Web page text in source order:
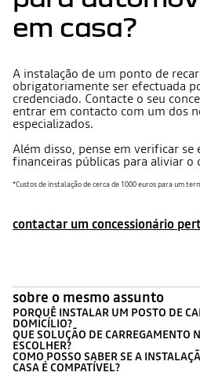
em casa?
A instalação de um ponto de
obrigatoriamente ser efectuada
credenciado. Contacte o seu
entrar em contacto com um dos
especializados.
Além disso, pense em verificar se
financeiras públicas para aliviar o
*Custos de instalação de cerca de 1000 euros para um
contactar um concessionário
sobre o mesmo assunto
PORQUÊ INSTALAR UM POSTO DE
DOMICÍLIO?
QUE SOLUÇÃO DE CARREGAMENTO
ESCOLHER?
COMO POSSO SABER SE A
CASA É COMPATÍVEL?